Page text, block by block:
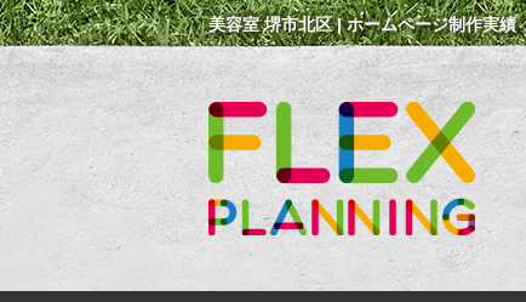
美容室 堺市北区 | ホームページ制作実績